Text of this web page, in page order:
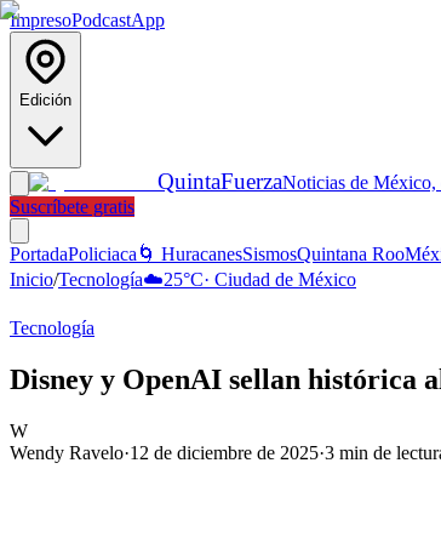
ImpresoPodcastApp
Edición
QuintaFuerzaNoticias de México,
Suscríbete gratis
PortadaPoliciaca 🌀 HuracanesSismosQuintana Roo
Inicio/Tecnología☁️25°C· Ciudad de México
Tecnología
Disney y OpenAI sellan histórica
W
Wendy Ravelo·12 de diciembre de 2025·3 min de